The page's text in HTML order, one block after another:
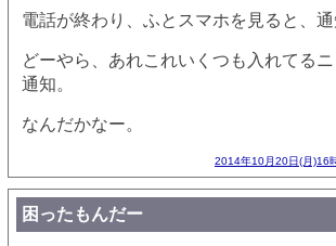
電話が終わり、ふとスマホを見ると、
どーやら、あれこれいくつも入れてる
通知。
なんだかなー。
2014年10月20日(月)16
困ったもんだー